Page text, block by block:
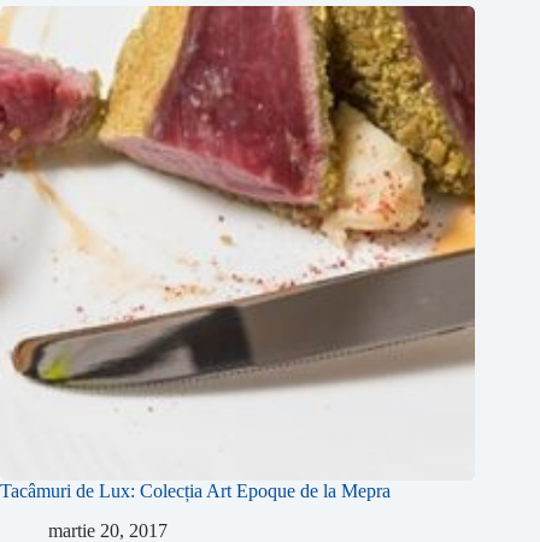
Tacâmuri de Lux: Colecția Art Epoque de la Mepra
martie 20, 2017